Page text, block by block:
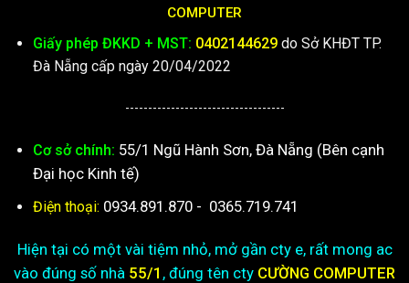
COMPUTER
Giấy phép ĐKKD + MST: 0402144629do Sở KHĐT TP.
Đà Nẵng cấp ngày 20/04/2022
-----------------------------------
Cơ sở chính: 55/1 Ngũ Hành Sơn, Đà Nẵng (Bên cạnh
Đại học Kinh tế)
Điện thoại: 0934.891.870 - 0365.719.741
Hiện tại có một vài tiệm nhỏ, mở gần cty e, rất mong ac
vào đúng số nhà 55/1 , đúng tên cty CƯỜNG COMPUTER